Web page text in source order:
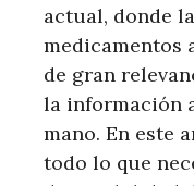
actual, donde
medicamentos
de gran
la información
mano. En este
todo lo que